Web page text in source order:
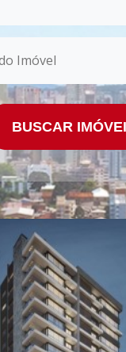
BUSCAR